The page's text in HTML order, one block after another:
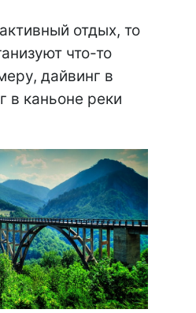
отдых, то
что-то
дайвинг в
в каньоне реки